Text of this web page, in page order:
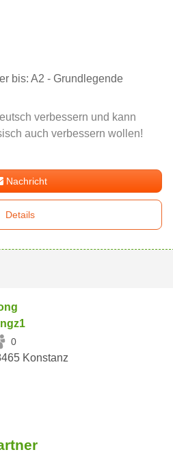
bis: A2 - Grundlegende
verbessern und kann
auch verbessern wollen!
Nachricht
Details
0
Konstanz